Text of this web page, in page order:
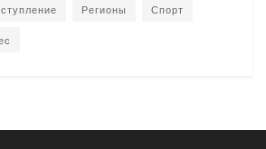
Регионы Спорт